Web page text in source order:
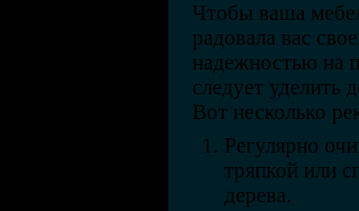
Чтобы ваша
радовала вас
надежностью на
следует уделить
Вот несколько
Регулярно
тряпкой или
дерева.